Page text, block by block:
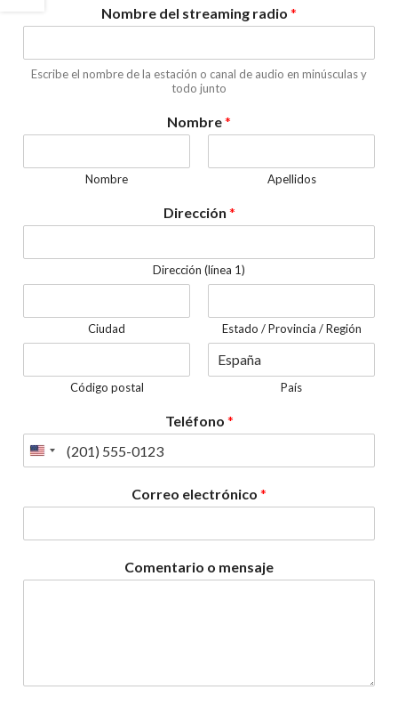
Nombre del streaming radio *
Escribe el nombre de la estación o canal de audio en minúsculas y
todo junto
Nombre*
Nombre Apellidos
Dirección *
Dirección (línea 1)
Ciudad Estado / Provincia / Región
Código postal País
Teléfono *
Correo electrónico *
Comentario o mensaje